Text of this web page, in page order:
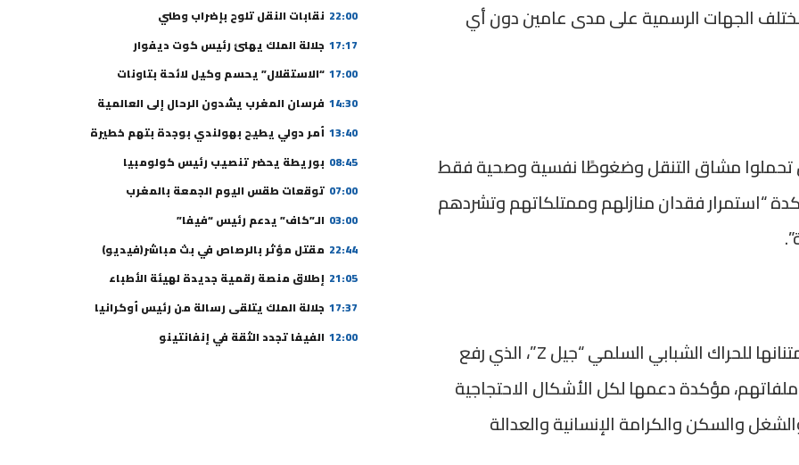
الجهات الرسمية على مدى عامين دون أي
تحملوا مشاق التنقل وضغوطًا نفسية وصحية فقط
“استمرار فقدان منازلهم وممتلكاتهم وتشردهم
واغتنمت التنسيقية الفرصة لتوجيه شكرها وامتنانها للحراك الشبابي السلمي “جيل Z”، الذي رفع
مؤكدة دعمها لكل الأشكال الاحتجاجية
والسكن والكرامة الإنسانية والعدالة
22:00 نقابات النقل تلوح بإضراب وطني
17:17 جلالة الملك يهنئ رئيس كوت ديفوار
17:00 “الاستقلال” يحسم وكيل لائحة بتاونات
14:30 فرسان المغرب يشدون الرحال إلى العالمية
13:40 أمر دولي يطيح بهولندي بوجدة بتهم خطيرة
08:45 بوريطة يحضر تنصيب رئيس كولومبيا
07:00 توقعات طقس اليوم الجمعة بالمغرب
03:00 الـ”كاف” يدعم رئيس “فيفا”
22:44 مقتل مؤثر بالرصاص في بث مباشر(فيديو)
21:05 إطلاق منصة رقمية جديدة لهيئة الأطباء
17:37 جلالة الملك يتلقى رسالة من رئيس أوكرانيا
12:00 الفيفا تجدد الثقة في إنفانتينو